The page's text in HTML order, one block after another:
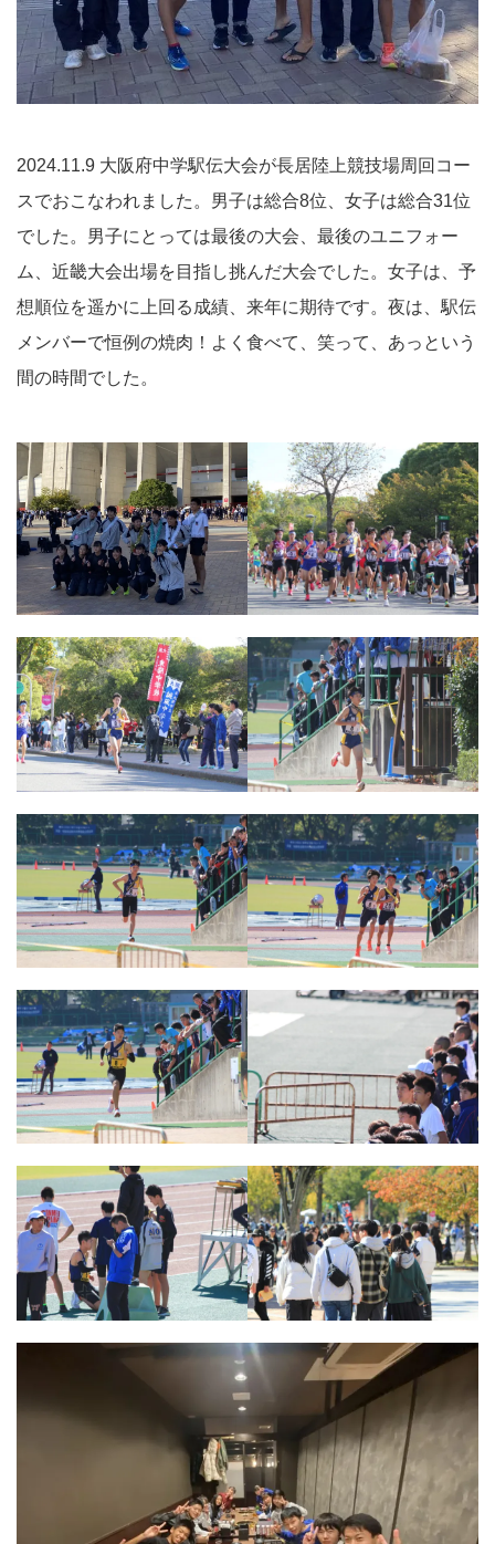
2024.11.9 大阪府中学駅伝大会が長居陸上競技場周回コー
スでおこなわれました。男子は総合8位、女子は総合31位
でした。男子にとっては最後の大会、最後のユニフォー
ム、近畿大会出場を目指し挑んだ大会でした。女子は、予
想順位を遥かに上回る成績、来年に期待です。夜は、駅伝
メンバーで恒例の焼肉！よく食べて、笑って、あっという
間の時間でした。